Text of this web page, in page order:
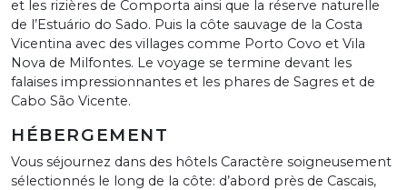
et les rizières de Comporta ainsi que la réserve naturelle
de l’Estuário do Sado. Puis la côte sauvage de la Costa
Vicentina avec des villages comme Porto Covo et Vila
Nova de Milfontes. Le voyage se termine devant les
falaises impressionnantes et les phares de Sagres et de
Cabo São Vicente.
HÉBERGEMENT
Vous séjournez dans des hôtels Caractère soigneusement
sélectionnés le long de la côte: d’abord près de Cascais,